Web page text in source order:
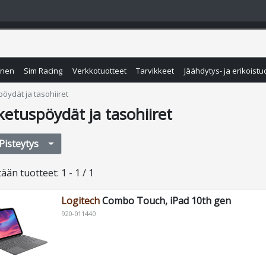
Sim Racing Verkkotuotteet Tarvikkeet Jäähdytys- ja
ja tasohiiret
ja tasohiiret
Pisteytys
tuotteet: 1 - 1 / 1
LogitechCombo Touch, iPad 10th gen
920-011440